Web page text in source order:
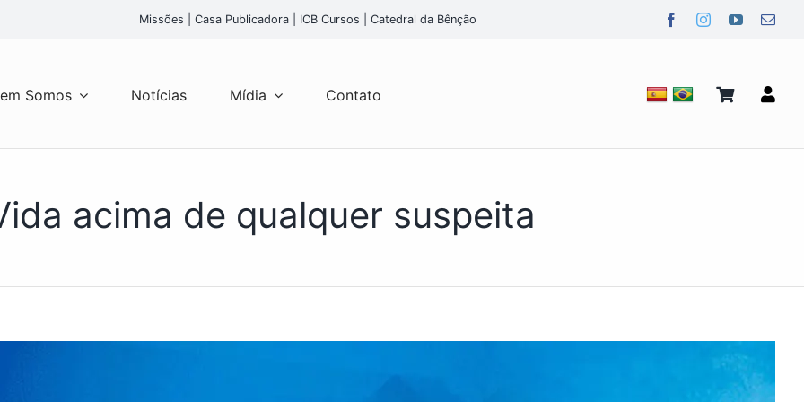
Missões |Casa Publicadora ICB Cursos |Catedral da Bênção
Somos Notícias Mídia Contato
acima de qualquer suspeita